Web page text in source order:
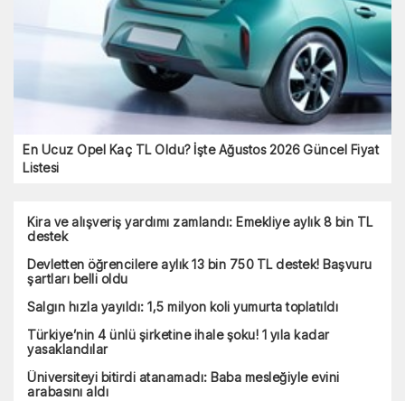
En Ucuz Opel Kaç TL Oldu? İşte Ağustos 2026 Güncel Fiyat
Listesi
Kira ve alışveriş yardımı zamlandı: Emekliye aylık 8 bin TL
destek
Devletten öğrencilere aylık 13 bin 750 TL destek! Başvuru
şartları belli oldu
Salgın hızla yayıldı: 1,5 milyon koli yumurta toplatıldı
Türkiye’nin 4 ünlü şirketine ihale şoku! 1 yıla kadar
yasaklandılar
Üniversiteyi bitirdi atanamadı: Baba mesleğiyle evini
arabasını aldı